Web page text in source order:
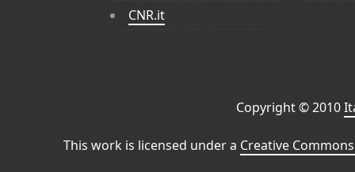
CNR.it
Copyright © 2010
This work is licensed under a Creative